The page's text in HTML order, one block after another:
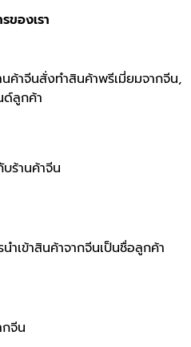
ของเรา
นค้าจีนสั่งทำสินค้าพรีเมี่ยมจากจีน,
ด์ลูกค้า
บร้านค้าจีน
ำเข้าสินค้าจากจีนเป็นชื่อลูกค้า
จีน